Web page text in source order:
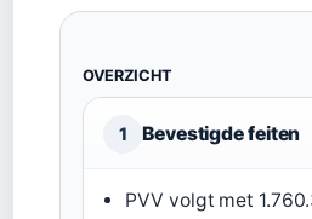
OVERZICHT
1 Bevestigde feiten
PVV volgt met